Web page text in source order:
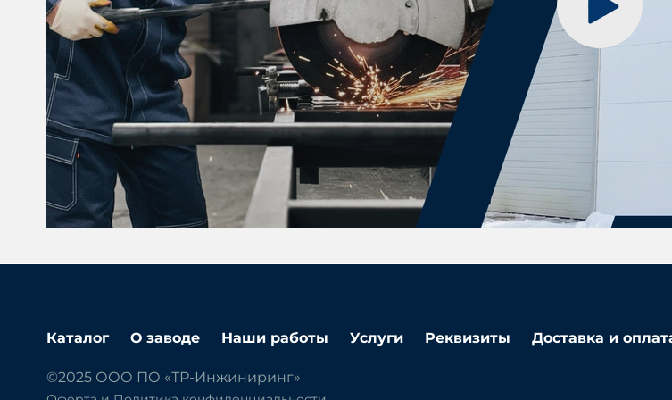
Каталог О заводе Наши работы Услуги Реквизиты Доставка и
©2025 ООО ПО «ТР-Инжиниринг»